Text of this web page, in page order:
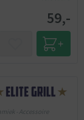
59,-
- Accessoire